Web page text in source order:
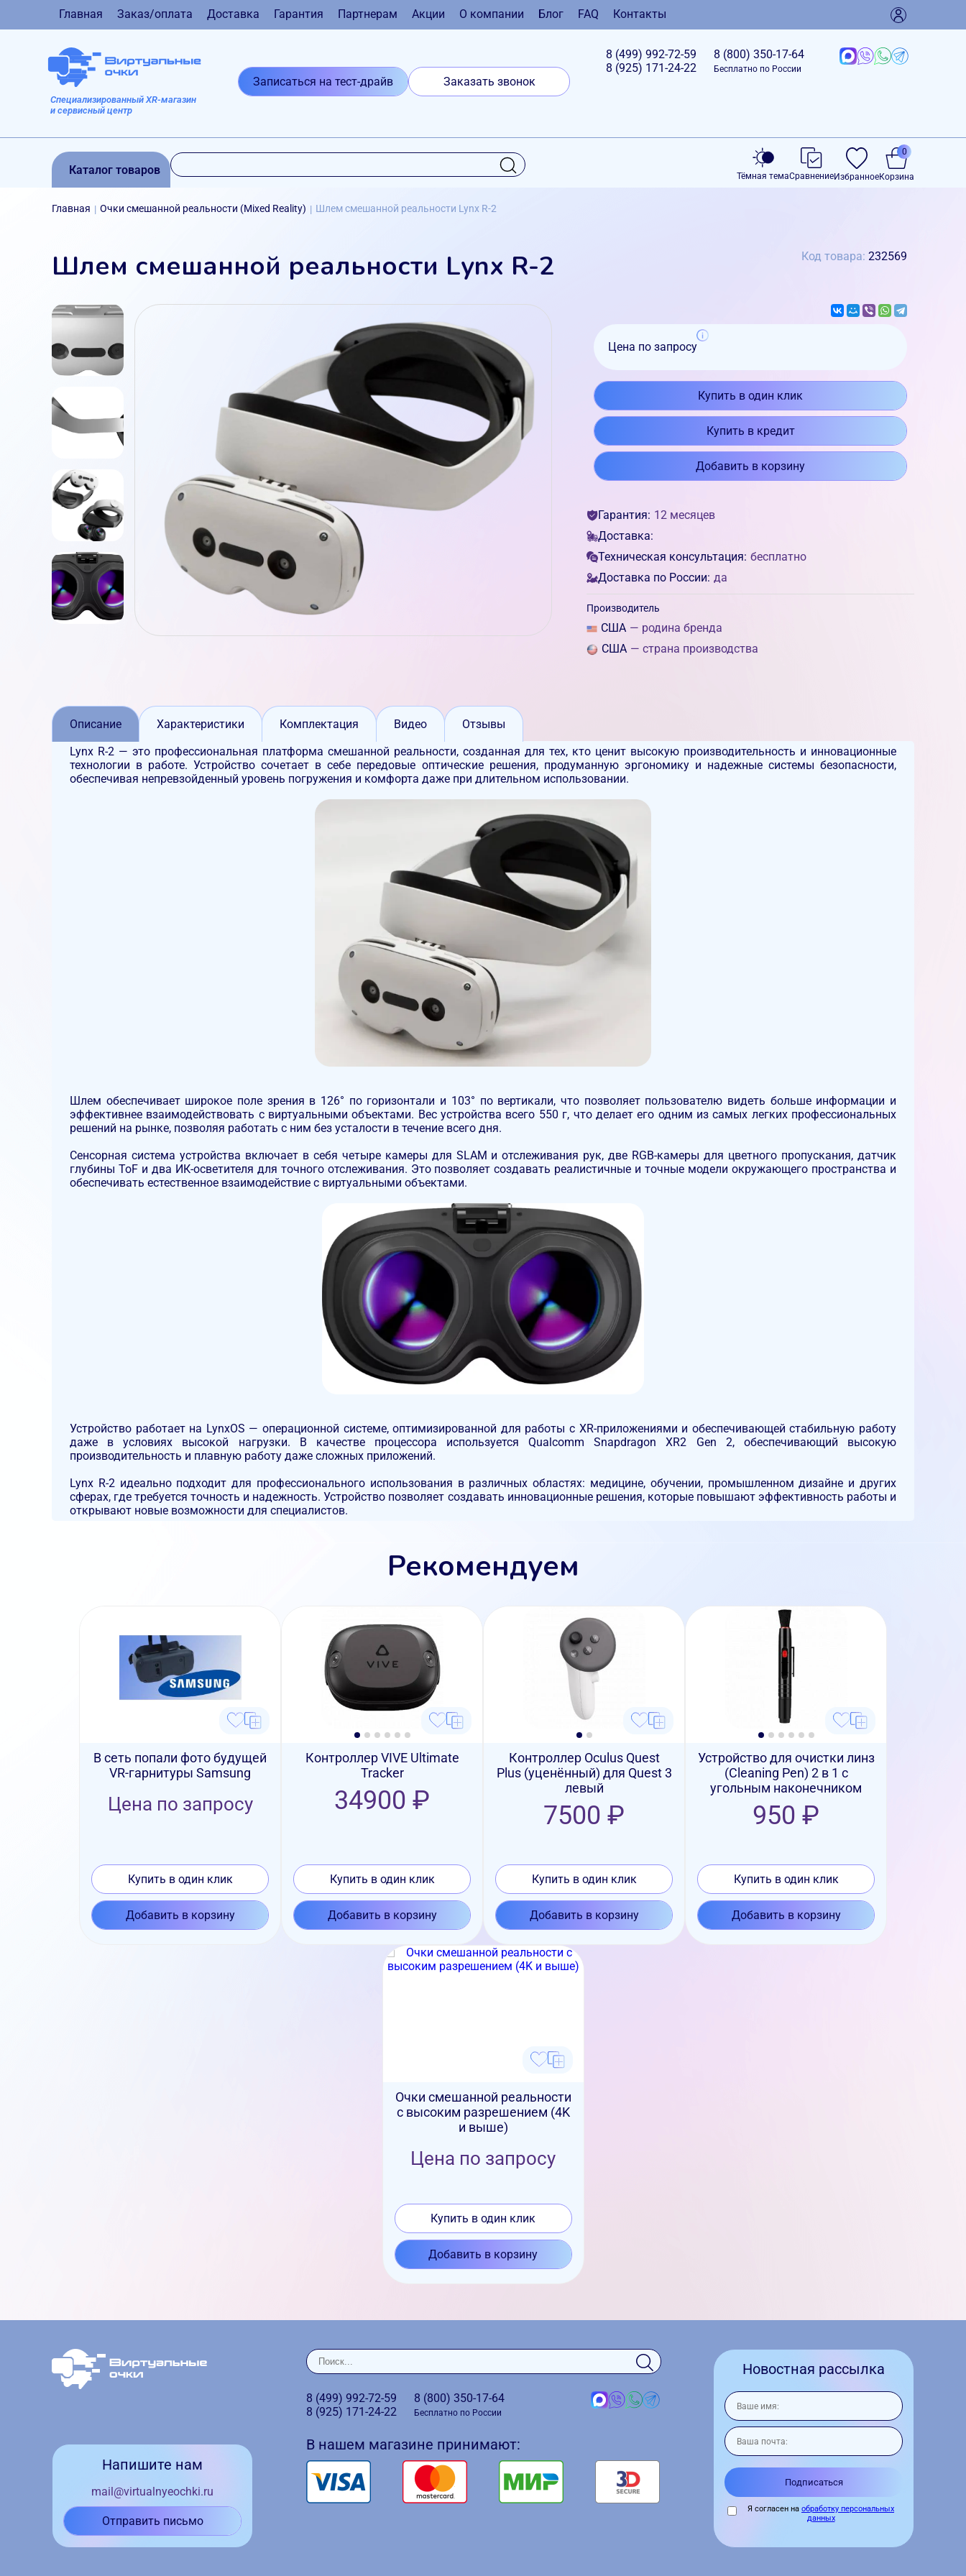
Главная Заказ/оплата Доставка Гарантия Партнерам Акции О компании Блог FAQ Контакты
Специализированный XR-магазин
и сервисный центр
Записаться на тест-драйв Заказать звонок
8 (499) 992-72-59
8 (925) 171-24-22
8 (800) 350-17-64
Бесплатно по России
Каталог товаров Тёмная темаСравнениеИзбранноеКорзина
0
Главная | Очки смешанной реальности (Mixed Reality) | Шлем смешанной реальности Lynx R-2
Шлем смешанной реальности Lynx R-2 Код товара: 232569
Цена по запросу
Купить в один клик
Купить в кредит
Добавить в корзину
Гарантия: 12 месяцев
Доставка:
Техническая консультация: бесплатно
Доставка по России: да
Производитель
США — родина бренда
США — страна производства
Описание Характеристики Комплектация Видео
Отзывы
Lynx R-2 — это профессиональная платформа смешанной реальности, созданная для тех, кто ценит высокую производительность и инновационные
технологии в работе. Устройство сочетает в себе передовые оптические решения, продуманную эргономику и надежные системы безопасности,
обеспечивая непревзойденный уровень погружения и комфорта даже при длительном использовании.
Шлем обеспечивает широкое поле зрения в 126° по горизонтали и 103° по вертикали, что позволяет пользователю видеть больше информации и
эффективнее взаимодействовать с виртуальными объектами. Вес устройства всего 550 г, что делает его одним из самых легких профессиональных
решений на рынке, позволяя работать с ним без усталости в течение всего дня.
Сенсорная система устройства включает в себя четыре камеры для SLAM и отслеживания рук, две RGB-камеры для цветного пропускания, датчик
глубины ToF и два ИК-осветителя для точного отслеживания. Это позволяет создавать реалистичные и точные модели окружающего пространства и
обеспечивать естественное взаимодействие с виртуальными объектами.
Устройство работает на LynxOS — операционной системе, оптимизированной для работы с XR-приложениями и обеспечивающей стабильную работу
даже в условиях высокой нагрузки. В качестве процессора используетсяQualcomm Snapdragon XR2 Gen 2, обеспечивающий высокую
производительность и плавную работу даже сложных приложений.
Lynx R-2идеально подходит для профессионального использования в различных областях: медицине, обучении, промышленном дизайне и других
сферах, где требуется точность и надежность. Устройство позволяет создавать инновационные решения, которые повышают эффективность работы и
открывают новые возможности для специалистов.
Рекомендуем
В сеть попали фото будущей
VR-гарнитуры Samsung
Цена по запросу
Купить в один клик
Добавить в корзину
Контроллер VIVE Ultimate
Tracker
34900 ₽
Купить в один клик
Добавить в корзину
Контроллер Oculus Quest
Plus (уценённый) для Quest 3
левый
7500 ₽
Купить в один клик
Добавить в корзину
Устройство для очистки линз
(Cleaning Pen) 2 в 1 с
угольным наконечником
950 ₽
Купить в один клик
Добавить в корзину
Очки смешанной реальности
с высоким разрешением (4K
и выше)
Цена по запросу
Купить в один клик
Добавить в корзину
Напишите нам
mail@virtualnyeochki.ru
Отправить письмо
8 (499) 992-72-59
8 (925) 171-24-22
8 (800) 350-17-64
Бесплатно по России
В нашем магазине принимают:
Новостная рассылка
Я согласен на обработку персональных
данных